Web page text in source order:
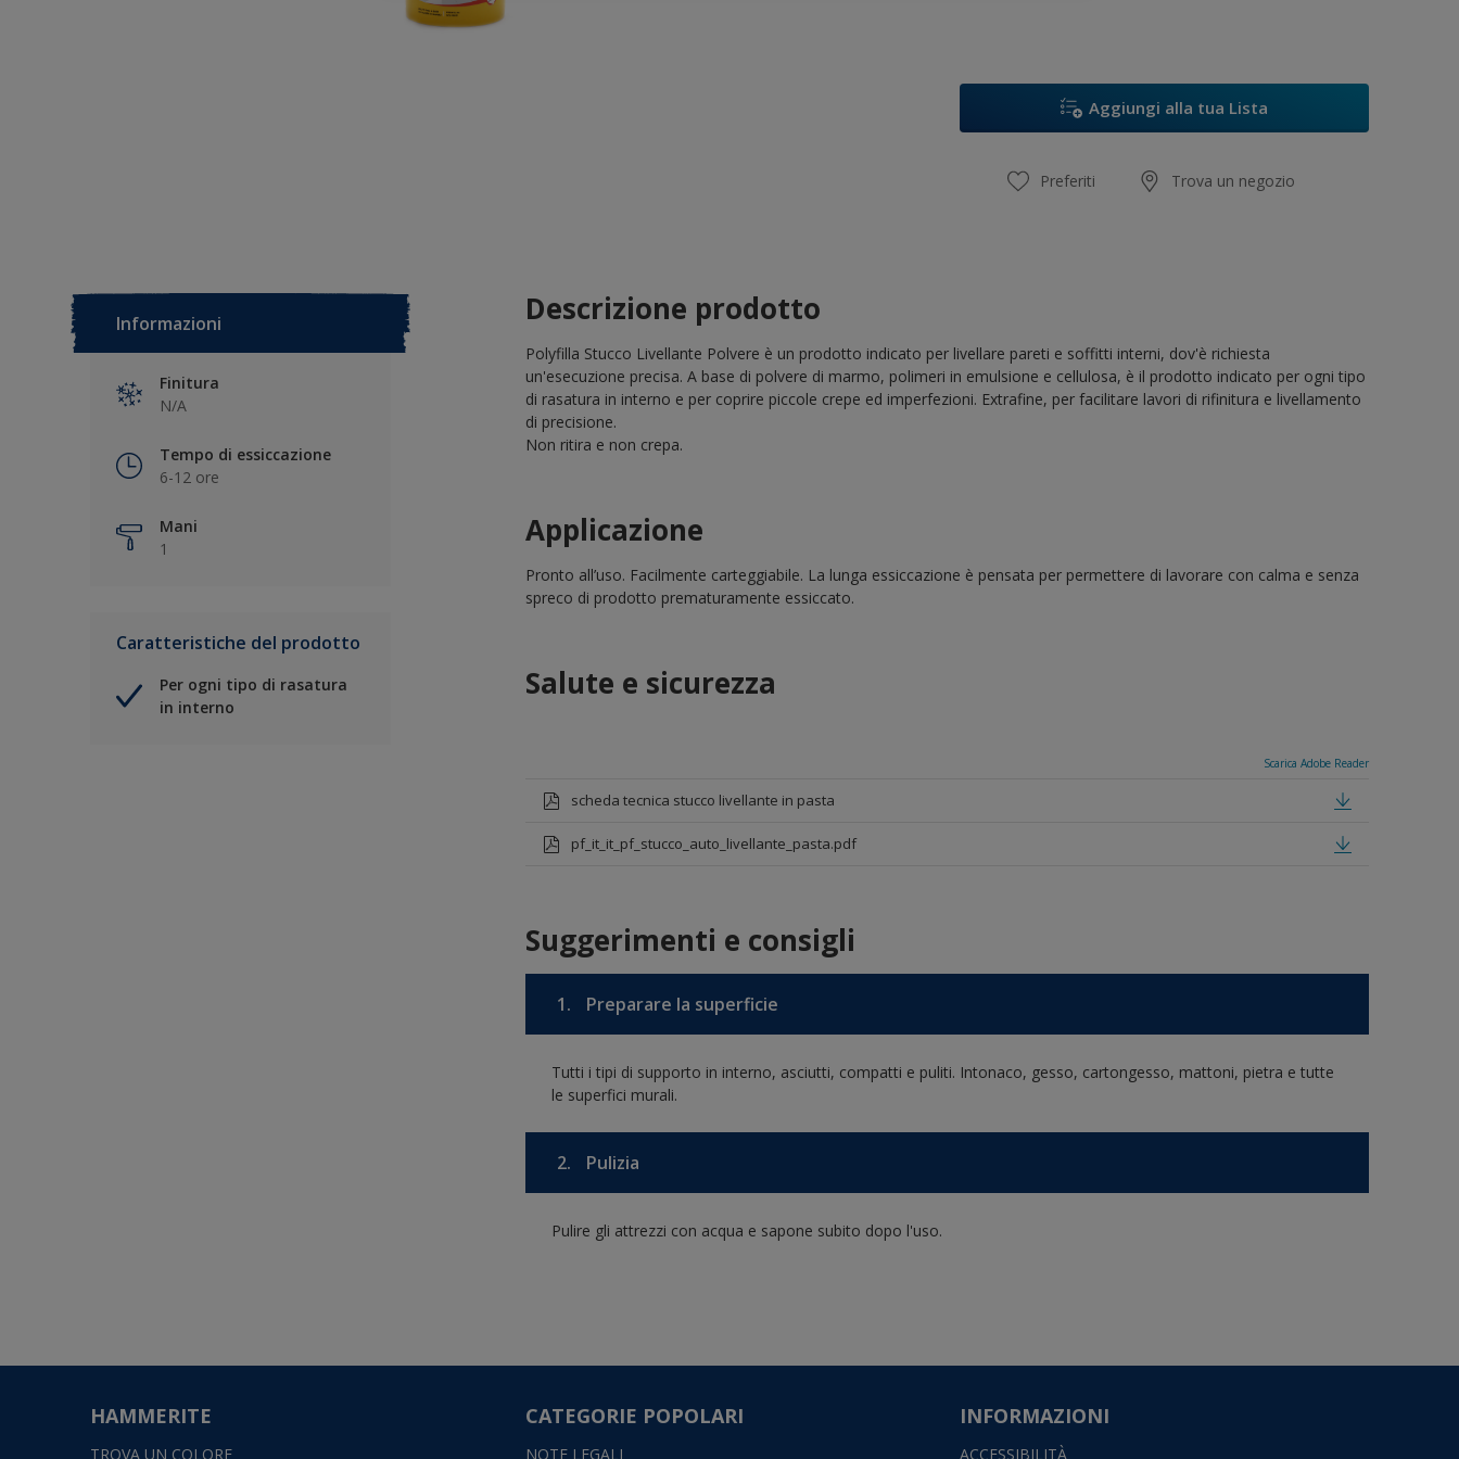
Aggiungi alla tua Lista
Preferiti Trova un negozio
Informazioni
Finitura
N/A
Tempo di essiccazione
6-12 ore
Mani
1
Caratteristiche del prodotto
Per ogni tipo di rasatura
in interno
Descrizione prodotto
Polyfilla Stucco Livellante Polvere è un prodotto indicato per livellare pareti e soffitti interni, dov'è richiesta
un'esecuzione precisa. A base di polvere di marmo, polimeri in emulsione e cellulosa, è il prodotto indicato per ogni tipo
di rasatura in interno e per coprire piccole crepe ed imperfezioni. Extrafine, per facilitare lavori di rifinitura e livellamento
di precisione.
Non ritira e non crepa.
Applicazione
Pronto all’uso. Facilmente carteggiabile. La lunga essiccazione è pensata per permettere di lavorare con calma e senza
spreco di prodotto prematuramente essiccato.
Salute e sicurezza
Scarica Adobe Reader
scheda tecnica stucco livellante in pasta
pf_it_it_pf_stucco_auto_livellante_pasta.pdf
Suggerimenti e consigli
1. Preparare la superficie
Tutti i tipi di supporto in interno, asciutti, compatti e puliti. Intonaco, gesso, cartongesso, mattoni, pietra e tutte
le superfici murali.
2. Pulizia
Pulire gli attrezzi con acqua e sapone subito dopo l'uso.
HAMMERITE
TROVA UN COLORE
CATEGORIE POPOLARI
NOTE LEGALI
INFORMAZIONI
ACCESSIBILITÀ